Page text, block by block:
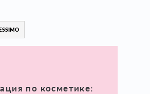
по косметике: